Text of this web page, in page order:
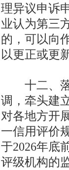
理异议申诉
业认为第三
的，可以向
以更正或更
十二、落
调，牵头建
对各地方开
一信用评价
于2026年底
评级机构的